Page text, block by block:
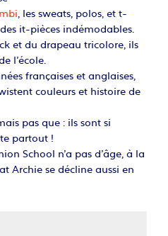
, les sweats, polos, et t-
it-pièces indémodables.
et du drapeau tricolore, ils
l’école.
françaises et anglaises,
couleurs et histoire de
pas que : ils sont si
partout !
School n’a pas d’âge, à la
Archie se décline aussi en